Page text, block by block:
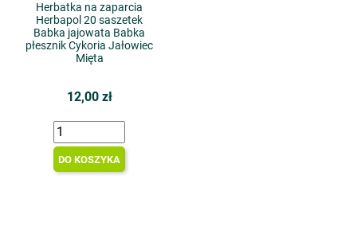
Herbatka na zaparcia
Herbapol 20 saszetek
Babka jajowata Babka
płesznik Cykoria Jałowiec
Mięta
12,00 zł
DO KOSZYKA